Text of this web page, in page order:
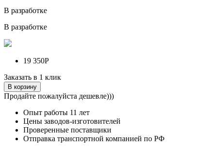
В разработке
В разработке
19 350Р
Заказать в 1 клик
В корзину
Продайте пожалуйста дешевле)))
Опыт работы 11 лет
Цены заводов-изготовителей
Проверенные поставщики
Отправка транспортной компанией по РФ